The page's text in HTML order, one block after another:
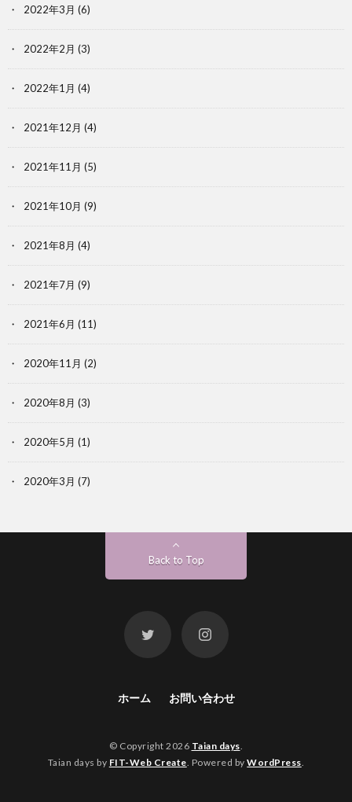
2022年3月 (6)
2022年2月 (3)
2022年1月 (4)
2021年12月 (4)
2021年11月 (5)
2021年10月 (9)
2021年8月 (4)
2021年7月 (9)
2021年6月 (11)
2020年11月 (2)
2020年8月 (3)
2020年5月 (1)
2020年3月 (7)
Back to Top
ホーム お問い合わせ
© Copyright 2026 Taian days.
Taian days by FIT-Web Create. Powered byWordPress.